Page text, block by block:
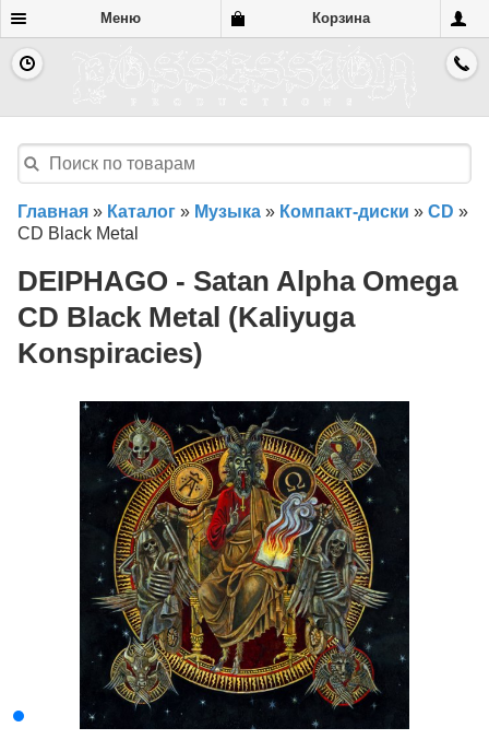
Меню Корзина
Главная » Каталог » Музыка » Компакт-диски » CD »
CD Black Metal
DEIPHAGO - Satan Alpha Omega
CD Black Metal (Kaliyuga
Konspiracies)